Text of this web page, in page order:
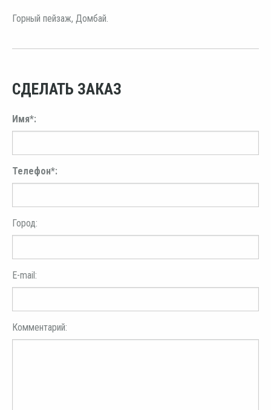
Горный пейзаж, Домбай.
СДЕЛАТЬ ЗАКАЗ
Имя*:
Телефон*:
Город:
E-mail:
Комментарий: